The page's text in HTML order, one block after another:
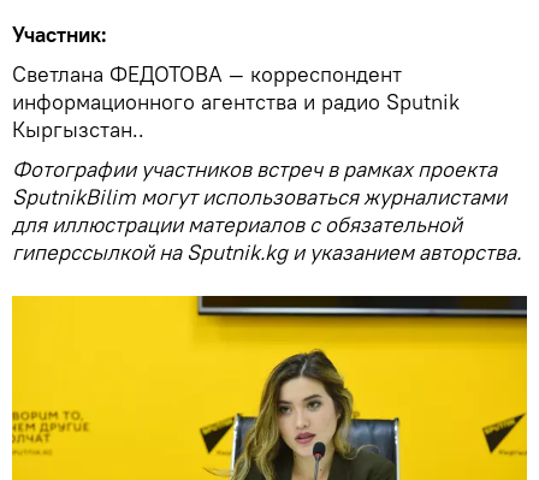
Участник:
Светлана ФЕДОТОВА — корреспондент
информационного агентства и радио Sputnik
Кыргызстан..
Фотографии участников встреч в рамках проекта
SputnikBilim могут использоваться журналистами
для иллюстрации материалов с обязательной
гиперссылкой на Sputnik.kg и указанием авторства.